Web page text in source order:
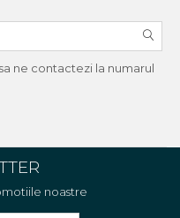
ne contactezi la numarul
noastre